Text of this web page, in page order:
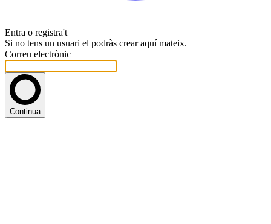
Entra o registra't
Si no tens un usuari el podràs crear aquí mateix.
Correu electrònic
Continua